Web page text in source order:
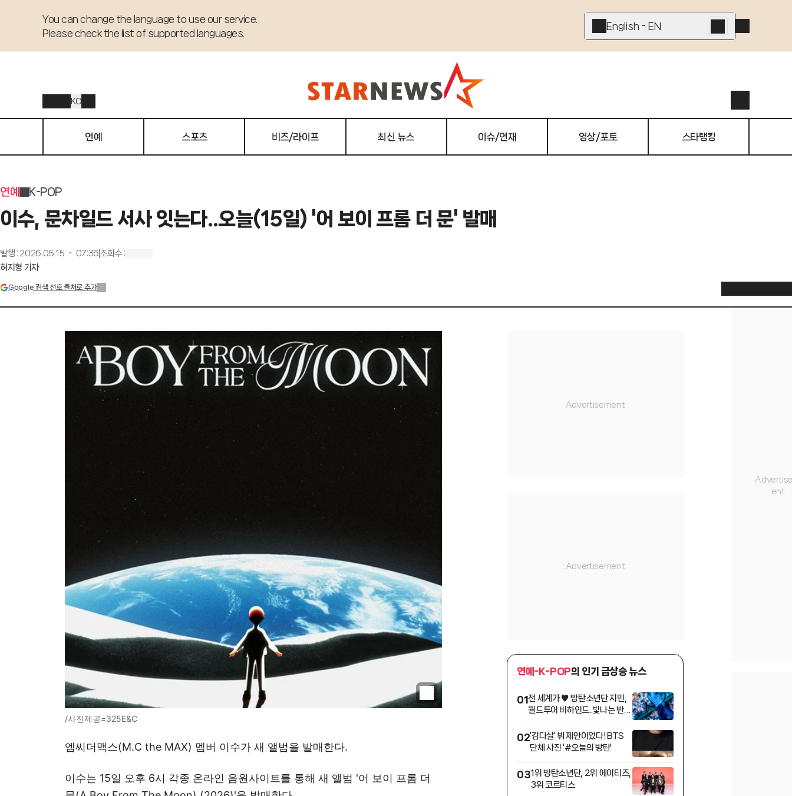
You can change the language to use our service.
Please check the list of supported languages.
English - EN
KO
연예 스포츠 비즈/라이프 최신 뉴스 이슈/연재 영상/포토 스타랭킹
연예 K-POP
이수, 문차일드 서사 잇는다..오늘(15일) '어 보이 프롬 더 문' 발매
발행 : 2026.05.15 ・ 07:36 조회수:
허지형 기자
Google 검색 선호 출처로 추가
/사진제공=325E&C
엠씨더맥스(M.C the MAX) 멤버 이수가 새 앨범을 발매한다.
이수는 15일 오후 6시 각종 온라인 음원사이트를 통해 새 앨범 '어 보이 프롬 더
연예-K-POP의 인기 급상승 뉴스
01전 세계가 ♥ 방탄소년단 지민,
월드투어 비하인드..빛나는 반전
02'감다살' 뷔 제안이었다! BTS
단체 사진 '#오늘의 방탄'
031위 방탄소년단, 2위 에이티즈,
3위 코르티스